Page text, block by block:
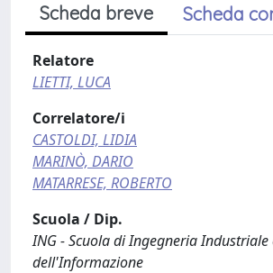
Scheda breve Scheda
Relatore
LIETTI, LUCA
Correlatore/i
CASTOLDI, LIDIA
MARINÒ, DARIO
MATARRESE, ROBERTO
Scuola / Dip.
ING - Scuola di Ingegneria Industriale
dell'Informazione